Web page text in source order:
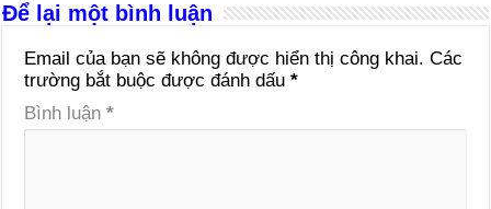
Để lại một bình luận
Email của bạn sẽ không được hiển thị công khai. Các
trường bắt buộc được đánh dấu*
Bình luận*